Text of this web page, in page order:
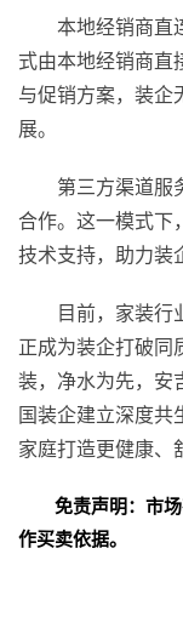
本地经销商直
式由本地经销商直
与促销方案，装企
展。
第三方渠道服
合作。这一模式下
技术支持，助力装
目前，家装行
正成为装企打破同
装，净水为先，安
国装企建立深度共
家庭打造更健康、
免责声明：市
作买卖依据。